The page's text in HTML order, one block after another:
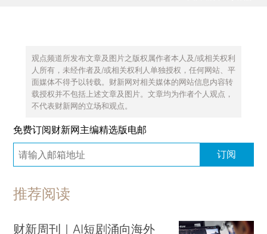
观点频道所发布文章及图片之版权属作者本人及/或相关权利
人所有，未经作者及/或相关权利人单独授权，任何网站、平
面媒体不得予以转载。财新网对相关媒体的网站信息内容转
载授权并不包括上述文章及图片。文章均为作者个人观点，
不代表财新网的立场和观点。
免费订阅财新网主编精选版电邮
订阅
推荐阅读
财新周刊｜AI短剧涌向海外